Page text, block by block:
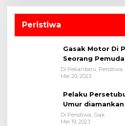
Peristiwa
Gasak Motor Di
Seorang
Bukit Raya
Di Pekanbaru, Peristiwa
Mei 20, 2023
Pelaku
Umur
Polsek Tualang-
Di Peristiwa, Siak
Mei 19, 2023